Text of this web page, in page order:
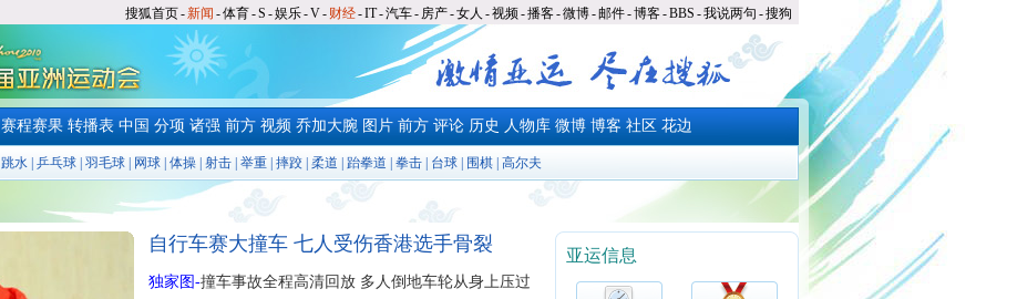
搜狐首页-新闻 -体育-S -娱乐-V- 财经-IT-汽车- 房产-女人 -视频-播客-微博-邮件-博客-BBS -我说两句 -搜狗
赛程赛果 转播表 中国 分项 诸强 前方 视频 乔加大腕 图片 前方 评论 历史 人物库 微博 博客 社区 花边
跳水 乒乓球 羽毛球 网球 体操 射击 举重 摔跤 柔道 跆拳道 拳击 台球 围棋 高尔夫
自行车赛大撞车 七人受伤香港选手骨裂
独家图-撞车事故全程高清回放 多人倒地车轮从身上压过
亚运信息